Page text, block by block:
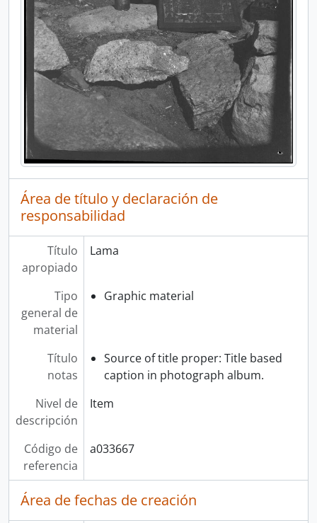
Área de título y declaración de
responsabilidad
Título
apropiado
Lama
Tipo
general de
material
Graphic material
Título
notas
Source of title proper: Title based
caption in photograph album.
Nivel de
descripción
Item
Código de
referencia
a033667
Área de fechas de creación